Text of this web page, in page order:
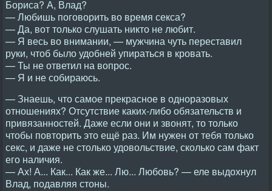
Бориса? А, Влад?
— Любишь поговорить во время секса?
— Да, вот только слушать никто не любит.
— Я весь во внимании, — мужчина чуть переставил
руки, чтоб было удобней упираться в кровать.
— Ты не ответил на вопрос.
— Я и не собираюсь.
— Знаешь, что самое прекрасное в одноразовых
отношениях? Отсутствие каких-либо обязательств и
привязанностей. Даже если они и звонят, то только
чтобы повторить это ещё раз. Им нужен от тебя только
секс, и даже не столько удовольствие, сколько сам факт
его наличия.
— Ах! А... Как... Как же... Лю... Любовь? — еле выдохнул
Влад, подавляя стоны.